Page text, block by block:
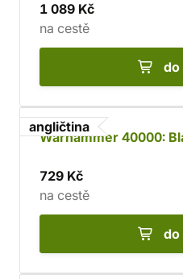
1 089 Kč
na cestě
do
angličtina
Warhammer 40000:
729 Kč
na cestě
do